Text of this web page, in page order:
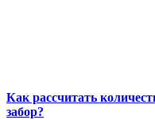
Как рассчитать
забор?